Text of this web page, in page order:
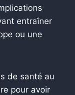
entraîner
ou une
de santé au
pour avoir